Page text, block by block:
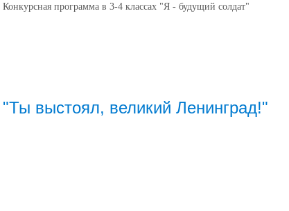
Конкурсная программа в 3-4 классах "Я - будущий солдат"
"Ты выстоял, великий Ленинград!"